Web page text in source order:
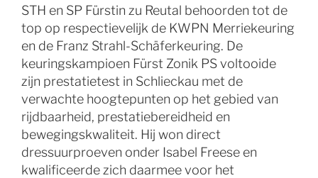
STH en SP Fürstin zu Reutal behoorden tot de
top op respectievelijk de KWPN Merriekeuring
en de Franz Strahl-Schäferkeuring. De
keuringskampioen Fürst Zonik PS voltooide
zijn prestatietest in Schlieckau met de
verwachte hoogtepunten op het gebied van
rijdbaarheid, prestatiebereidheid en
bewegingskwaliteit. Hij won direct
dressuurproeven onder Isabel Freese en
kwalificeerde zich daarmee voor het